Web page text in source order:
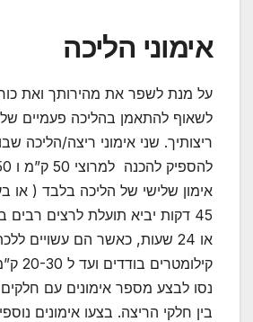
אימוני הליכה
על מנת לשפר את מהירותך ואת
לשאוף להתאמן בהליכה פעמיים
ריצותיך. שני אימוני ריצה/הליכה
אימון שלישי של הליכה בלבד ( או
או 24 שעות, כאשר הם עשויים
נסו לבצע מספר אימונים עם
בין חלקי הריצה. בצעו אימונים